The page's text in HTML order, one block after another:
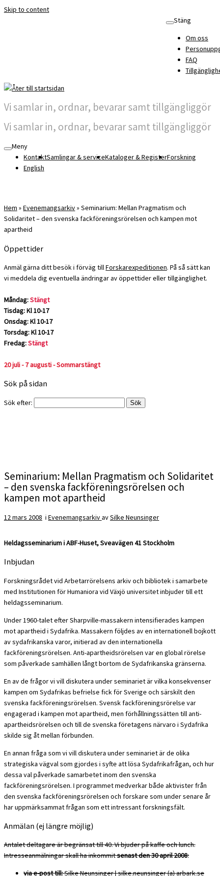
Skip to content
Stäng
Om oss
FAQ
Vi samlar in, ordnar, bevarar samt tillgängliggör
Vi samlar in, ordnar, bevarar samt tillgängliggör
Meny
KontaktSamlingar & serviceKataloger & RegisterForskning
English
Hem » Evenemangsarkiv» Seminarium: Mellan Pragmatism och
Solidaritet – den svenska fackföreningsrörelsen och kampen mot
apartheid
Öppettider
Anmäl gärna ditt besök i förväg tillForskarexpeditionen. På så sätt kan
vi meddela dig eventuella ändringar av öppettider eller tillgänglighet.
Måndag:Stängt
Tisdag: Kl 10-17
Onsdag: Kl 10-17
Torsdag: Kl 10-17
Fredag:Stängt
20 juli - 7 augusti - Sommarstängt
Sök på sidan
Sök efter:
Seminarium: Mellan Pragmatism och Solidaritet
– den svenska fackföreningsrörelsen och
kampen mot apartheid
12 mars 2008 i EvenemangsarkivavSilke Neunsinger
Heldagsseminarium i ABF-Huset, Sveavägen 41 Stockholm
Inbjudan
Forskningsrådet vid Arbetarrörelsens arkiv och bibliotek i samarbete
med Institutionen för Humaniora vid Växjö universitet inbjuder till ett
heldagsseminarium.
Under 1960-talet efter Sharpville-massakern intensifierades kampen
mot apartheid i Sydafrika. Massakern följdes av en internationell bojkott
av sydafrikanska varor, initierad av den internationella
fackföreningsrörelsen. Anti-apartheidsrörelsen var en global rörelse
som påverkade samhällen långt bortom de Sydafrikanska gränserna.
En av de frågor vi vill diskutera under seminariet är vilka konsekvenser
kampen om Sydafrikas befrielse fick för Sverige och särskilt den
svenska fackföreningsrörelsen. Svensk fackföreningsrörelse var
engagerad i kampen mot apartheid, men förhållningssätten till anti-
apartheidsrörelsen och till de svenska företagens närvaro i Sydafrika
skilde sig åt mellan förbunden.
En annan fråga som vi vill diskutera under seminariet är de olika
strategiska vägval som gjordes i syfte att lösa Sydafrikafrågan, och hur
dessa val påverkade samarbetet inom den svenska
fackföreningsrörelsen. I programmet medverkar både aktivister från
den svenska fackföreningsrörelsen och forskare som under senare år
har uppmärksammat frågan som ett intressant forskningsfält.
Anmälan (ej längre möjlig)
Antalet deltagare är begränsat till 40. Vi bjuder på kaffe och lunch.
Intresseanmälningar skall ha inkommitsenast den 30 april 2008:
via e-post till:Silke Neunsinger | silke.neunsinger (a) arbark.se